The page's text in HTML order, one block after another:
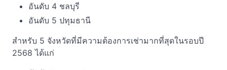
อันดับ 4 ชลบุรี
อันดับ 5 ปทุมธานี
สำหรับ 5 จังหวัดที่มีความต้องการเช่ามากที่สุดในรอบปี
2568 ได้แก่